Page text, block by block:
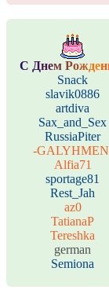
С Днем Рожден
Snack
slavik0886
artdiva
Sax_and_Sex
RussiaPiter
-
Alfia71
sportage81
Rest_Jah
az0
TatianaP
Tereshka
german
Semiona